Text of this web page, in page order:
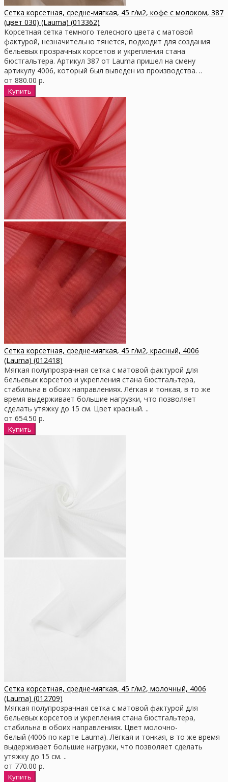
Сетка корсетная, средне-мягкая, 45 г/м2, кофе с молоком, 387
(цвет 030) (Lauma) (013362)
Корсетная сетка темного телесного цвета с матовой
фактурой, незначительно тянется, подходит для создания
бельевых прозрачных корсетов и укрепления стана
бюстгальтера. Артикул 387 от Lauma пришел на смену
артикулу 4006, который был выведен из производства. ..
от 880.00 р.
Сетка корсетная, средне-мягкая, 45 г/м2, красный, 4006
(Lauma) (012418)
Мягкая полупрозрачная сетка с матовой фактурой для
бельевых корсетов и укрепления стана бюстгальтера,
стабильна в обоих направлениях. Лёгкая и тонкая, в то же
время выдерживает большие нагрузки, что позволяет
сделать утяжку до 15 см. Цвет красный. ..
от 654.50 р.
Сетка корсетная, средне-мягкая, 45 г/м2, молочный, 4006
(Lauma) (012709)
Мягкая полупрозрачная сетка с матовой фактурой для
бельевых корсетов и укрепления стана бюстгальтера,
стабильна в обоих направлениях. Цвет молочно-
белый (4006 по карте Lauma). Лёгкая и тонкая, в то же время
выдерживает большие нагрузки, что позволяет сделать
утяжку до 15 см. ..
от 770.00 р.